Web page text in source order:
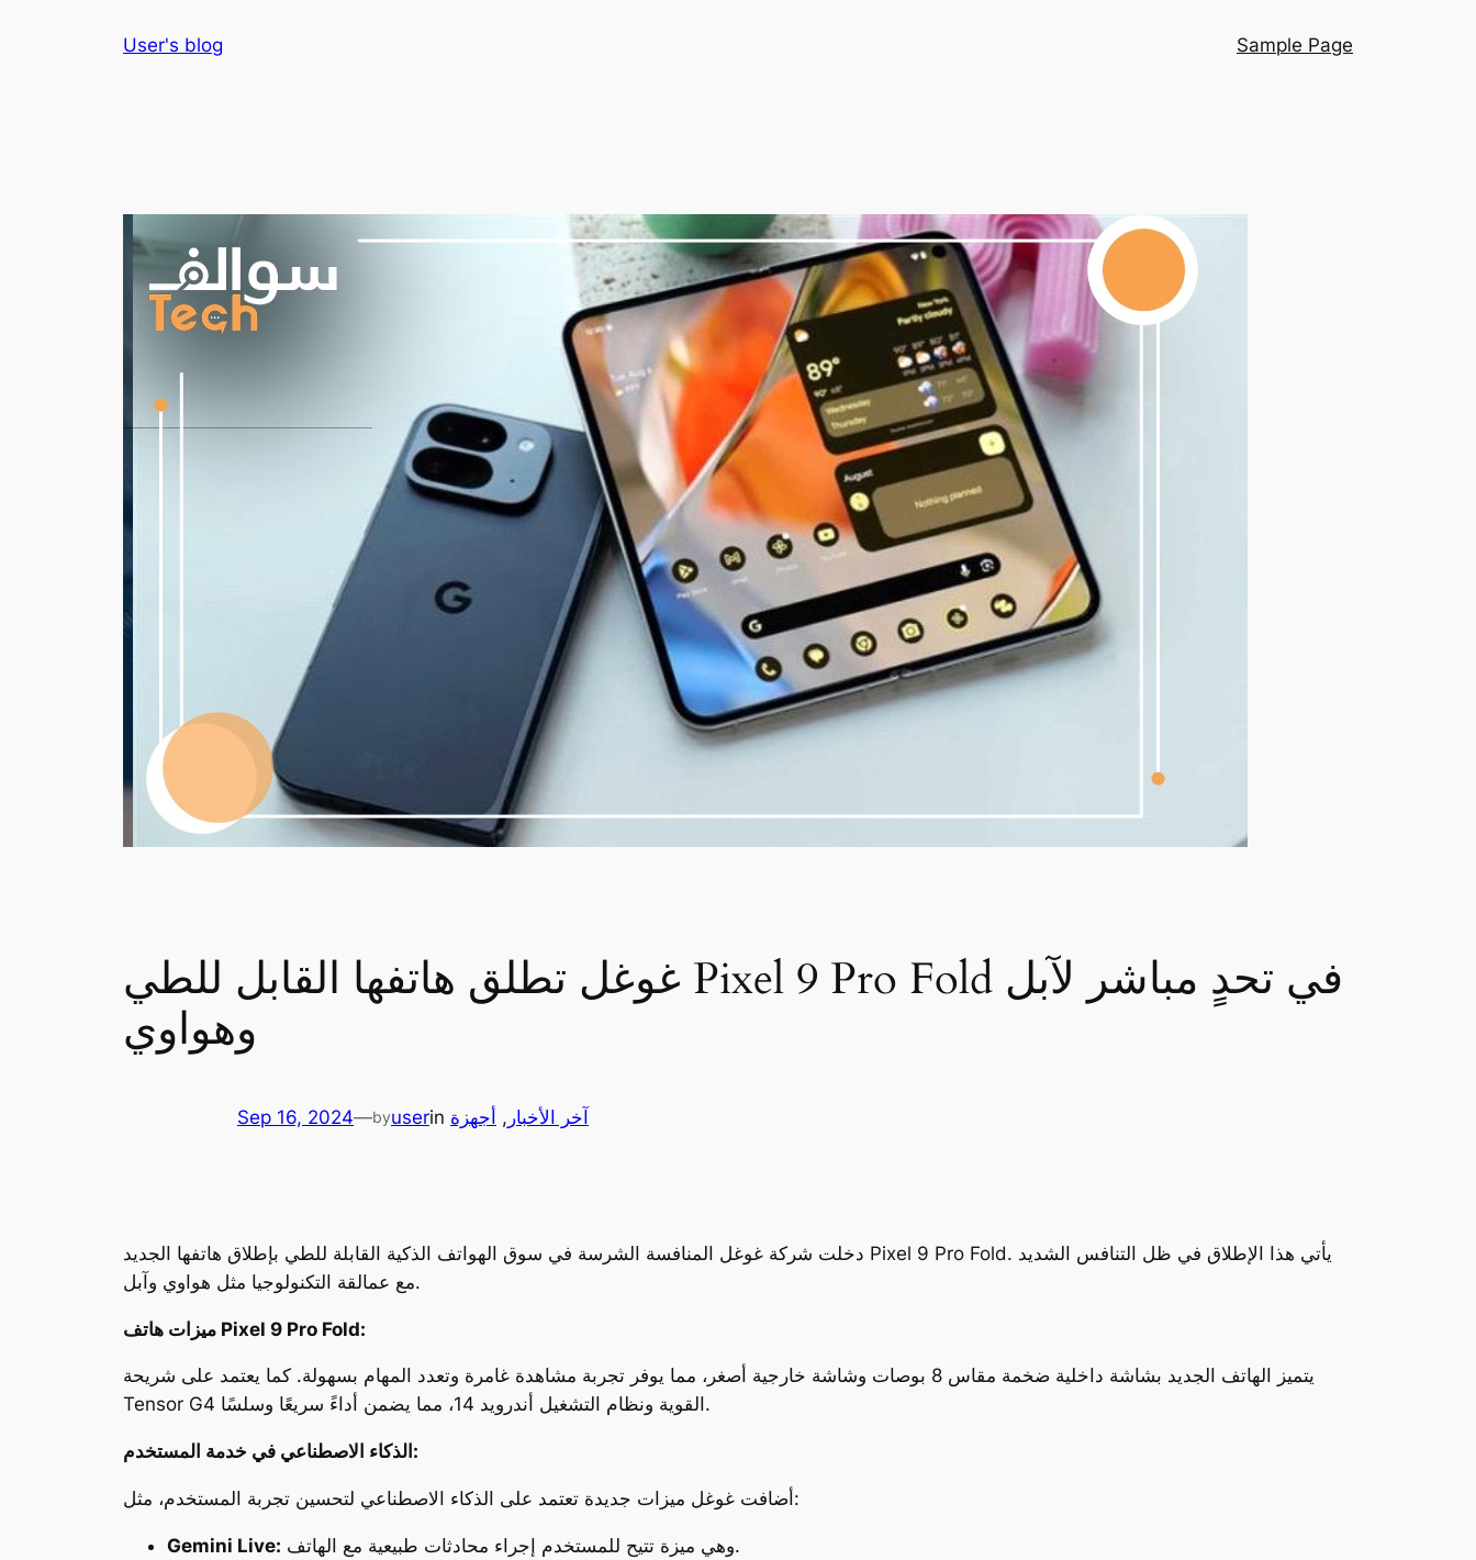
User's blog Sample Page
غوغل تطلق هاتفها القابل للطي Pixel 9 Pro Fold في تحدٍ مباشر لآبل
وهواوي
Sep 16, 2024—byuserin آخر الأخبار , أجهزة
دخلت شركة غوغل المنافسة الشرسة في سوق الهواتف الذكية القابلة للطي بإطلاق هاتفها الجديد Pixel 9 Pro Fold. يأتي هذا الإطلاق في ظل التنافس الشديد
مع عمالقة التكنولوجيا مثل هواوي وآبل.
ميزات هاتف Pixel 9 Pro Fold:
يتميز الهاتف الجديد بشاشة داخلية ضخمة مقاس 8 بوصات وشاشة خارجية أصغر، مما يوفر تجربة مشاهدة غامرة وتعدد المهام بسهولة. كما يعتمد على شريحة
Tensor G4 القوية ونظام التشغيل أندرويد 14، مما يضمن أداءً سريعًا وسلسًا.
الذكاء الاصطناعي في خدمة المستخدم:
أضافت غوغل ميزات جديدة تعتمد على الذكاء الاصطناعي لتحسين تجربة المستخدم، مثل:
Gemini Live:
وهي ميزة تتيح للمستخدم إجراء محادثات طبيعية مع الهاتف.